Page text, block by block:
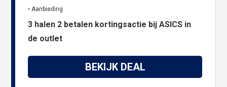
• Aanbieding
3 halen 2 betalen kortingsactie bij ASICS in
de outlet
BEKIJK DEAL